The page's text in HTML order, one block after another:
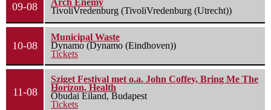
09-08
TivoliVredenburg (TivoliVredenburg (Utrecht))
10-08
Municipal Waste
Dynamo (Dynamo (Eindhoven))
Tickets
11-08
Sziget Festival met o.a. John Coffey, Bring Me The
Horizon, Health
Óbudai Eiland, Budapest
Tickets